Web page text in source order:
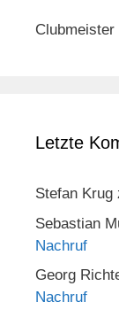
Letzte
Stefan Krug
Sebastian
Nachruf
Georg
Nachruf